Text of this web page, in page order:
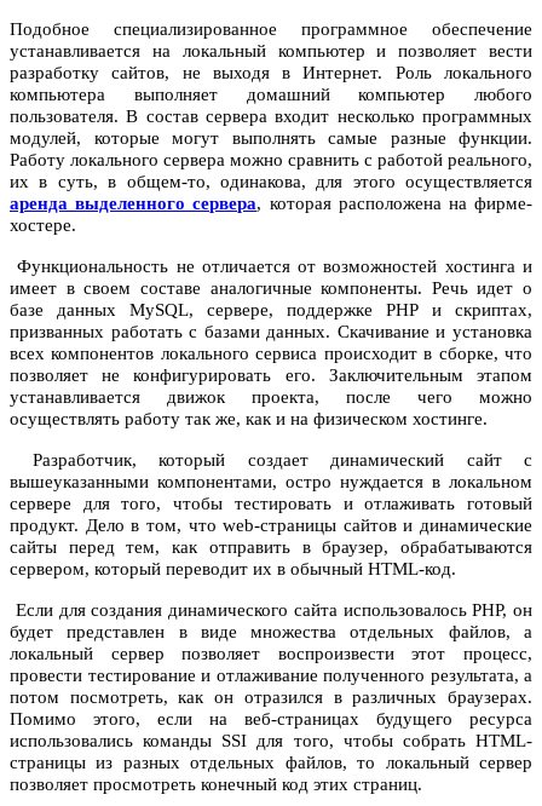
Подобное специализированное программное обеспечение
устанавливается на локальный компьютер и позволяет вести
разработку сайтов, не выходя в Интернет. Роль локального
компьютера выполняет домашний компьютер любого
пользователя. В состав сервера входит несколько программных
модулей, которые могут выполнять самые разные функции.
Работу локального сервера можно сравнить с работой реального,
их в суть, в общем-то, одинакова, для этого осуществляется
аренда выделенного сервера, которая расположена на фирме-
хостере.
Функциональность не отличается от возможностей хостинга и
имеет в своем составе аналогичные компоненты. Речь идет о
базе данных MySQL, сервере, поддержке РНР и скриптах,
призванных работать с базами данных. Скачивание и установка
всех компонентов локального сервиса происходит в сборке, что
позволяет не конфигурировать его. Заключительным этапом
устанавливается движок проекта, после чего можно
осуществлять работу так же, как и на физическом хостинге.
Разработчик, который создает динамический сайт с
вышеуказанными компонентами, остро нуждается в локальном
сервере для того, чтобы тестировать и отлаживать готовый
продукт. Дело в том, что web-страницы сайтов и динамические
сайты перед тем, как отправить в браузер, обрабатываются
сервером, который переводит их в обычный HTML-код.
Если для создания динамического сайта использовалось РНР, он
будет представлен в виде множества отдельных файлов, а
локальный сервер позволяет воспроизвести этот процесс,
провести тестирование и отлаживание полученного результата, а
потом посмотреть, как он отразился в различных браузерах.
Помимо этого, если на веб-страницах будущего ресурса
использовались команды SSI для того, чтобы собрать HTML-
страницы из разных отдельных файлов, то локальный сервер
позволяет просмотреть конечный код этих страниц.